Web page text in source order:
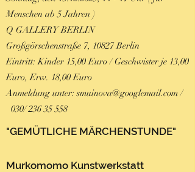
Menschen ab 5 Jahren )
Q GALLERY BERLIN
Großgörschenstraße 7, 10827 Berlin
Eintritt: Kinder 15,00 Euro / Geschwister je 13,00
Euro, Erw. 18,00 Euro
Anmeldung unter:smuinova@googlemail.com/
030/236 35 558
"GEMÜTLICHE MÄRCHENSTUNDE"
Murkomomo Kunstwerkstatt